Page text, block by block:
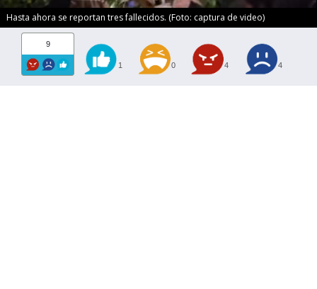
Hasta ahora se reportan tres fallecidos. (Foto: captura de video)
9
1 0 4 4